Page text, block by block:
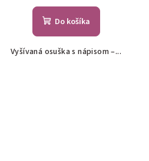
hodnotenie
produktu
z
Do košíka
Vyšívaná osuška s nápisom –...